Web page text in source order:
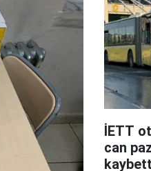
İETT
can